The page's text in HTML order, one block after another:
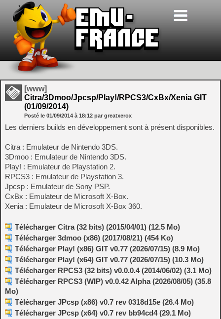
[www]
Citra/3Dmoo/Jpcsp/Play!/RPCS3/CxBx/Xenia GIT
(01/09/2014)
Posté le 01/09/2014 à 18:12 par greatxerox
Les derniers builds en développement sont à présent disponibles.
Citra : Emulateur de Nintendo 3DS.
3Dmoo : Emulateur de Nintendo 3DS.
Play! : Emulateur de Playstation 2.
RPCS3 : Emulateur de Playstation 3.
Jpcsp : Emulateur de Sony PSP.
CxBx : Emulateur de Microsoft X-Box.
Xenia : Emulateur de Microsoft X-Box 360.
Télécharger Citra (32 bits) (2015/04/01) (12.5 Mo)
Télécharger 3dmoo (x86) (2017/08/21) (454 Ko)
Télécharger Play! (x86) GIT v0.77 (2026/07/15) (8.9 Mo)
Télécharger Play! (x64) GIT v0.77 (2026/07/15) (10.3 Mo)
Télécharger RPCS3 (32 bits) v0.0.0.4 (2014/06/02) (3.1 Mo)
Télécharger RPCS3 (WIP) v0.0.42 Alpha (2026/08/05) (35.8
Mo)
Télécharger JPcsp (x86) v0.7 rev 0318d15e (26.4 Mo)
Télécharger JPcsp (x64) v0.7 rev bb94cd4 (29.1 Mo)